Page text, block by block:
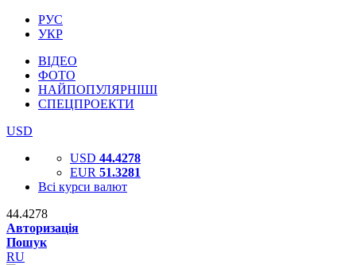
РУС
УКР
ВІДЕО
ФОТО
НАЙПОПУЛЯРНІШІ
СПЕЦПРОЕКТИ
USD
USD 44.4278
EUR 51.3281
Всі курси валют
44.4278
Авторизація
Пошук
RU